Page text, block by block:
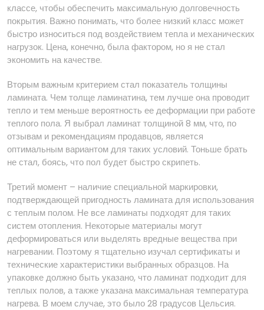
классе, чтобы обеспечить максимальную долговечность
покрытия. Важно понимать, что более низкий класс может
быстро износиться под воздействием тепла и механических
нагрузок. Цена, конечно, была фактором, но я не стал
экономить на качестве.
Вторым важным критерием стал показатель толщины
ламината. Чем толще ламинатина, тем лучше она проводит
тепло и тем меньше вероятность ее деформации при работе
теплого пола. Я выбрал ламинат толщиной 8 мм, что, по
отзывам и рекомендациям продавцов, является
оптимальным вариантом для таких условий. Тоньше брать
не стал, боясь, что пол будет быстро скрипеть.
Третий момент – наличие специальной маркировки,
подтверждающей пригодность ламината для использования
с теплым полом. Не все ламинаты подходят для таких
систем отопления. Некоторые материалы могут
деформироваться или выделять вредные вещества при
нагревании. Поэтому я тщательно изучал сертификаты и
технические характеристики выбранных образцов. На
упаковке должно быть указано, что ламинат подходит для
теплых полов, а также указана максимальная температура
нагрева. В моем случае, это было 28 градусов Цельсия.